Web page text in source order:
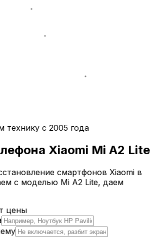
технику с 2005 года
Xiaomi Mi A2 Lite
смартфонов Xiaomi в
с моделью Mi A2 Lite, даем
цены